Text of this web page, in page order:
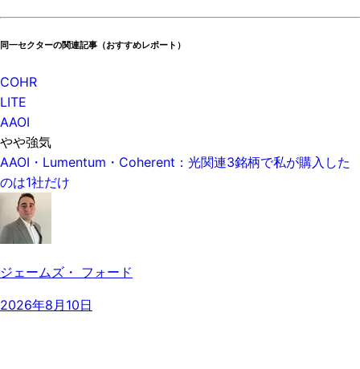
同一セクターの関連記事（おすすめレポート）
COHR
LITE
AAOI
やや強気
AAOI・Lumentum・Coherent：光関連3銘柄で私が購入した
のは1社だけ
ジェームズ・ フォード
2026年8月10日